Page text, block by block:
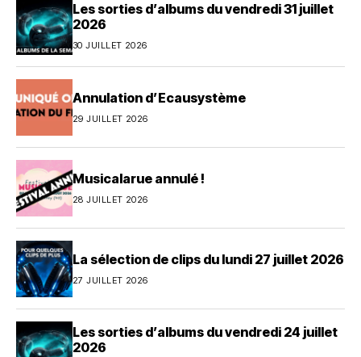
Les sorties d’albums du vendredi 31 juillet
2026
30 JUILLET 2026
Annulation d’Ecausystème
29 JUILLET 2026
Musicalarue annulé !
28 JUILLET 2026
La sélection de clips du lundi 27 juillet 2026
27 JUILLET 2026
Les sorties d’albums du vendredi 24 juillet
2026